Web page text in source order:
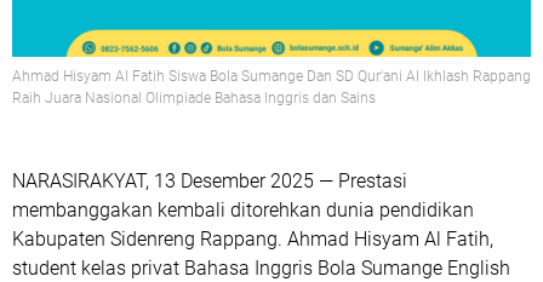
Ahmad Hisyam Al Fatih Siswa Bola Sumange Dan SD Qur'ani Al Ikhlash Rappang
Raih Juara Nasional Olimpiade Bahasa Inggris dan Sains
NARASIRAKYAT, 13 Desember 2025 — Prestasi
membanggakan kembali ditorehkan dunia pendidikan
Kabupaten Sidenreng Rappang. Ahmad Hisyam Al Fatih,
student kelas privat Bahasa Inggris Bola Sumange English